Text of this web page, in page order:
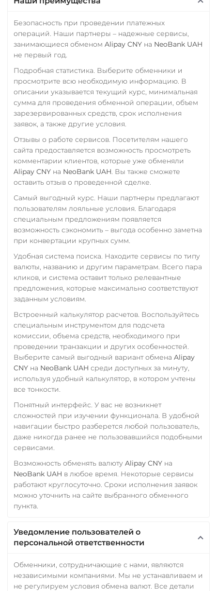
Промсвязьбанк RUB
ПУМБ UAH
Райффайзен
РНКБ RUB
Росбанк RUB
Россельхоз банк RUB
Русский Стандарт RUB
RUB KZT QR RUB
СБП RUB
Счет ИП/ООО
RUB USD EUR
Тинькофф
RUB QR RUB
Фридом Банк KZT
Центр Кредит KZT
Безопасность при проведении платежных
операций. Наши партнеры – надежные сервисы,
занимающиеся обменом Alipay CNY на NeoBank UAH
не первый год.
Подробная статистика. Выберите обменники и
просмотрите всю необходимую информацию. В
описании указывается текущий курс, минимальная
сумма для проведения обменной операции, объем
зарезервированных средств, срок исполнения
заявок, а также другие условия.
Отзывы о работе сервисов. Посетителям нашего
сайта предоставляется возможность просмотреть
комментарии клиентов, которые уже обменяли
Alipay CNY на NeoBank UAH. Вы также сможете
оставить отзыв о проведенной сделке.
Самый выгодный курс. Наши партнеры предлагают
пользователям лояльные условия. Благодаря
специальным предложениям появляется
возможность сэкономить – выгода особенно заметна
при конвертации крупных сумм.
Удобная система поиска. Находите сервисы по типу
валюты, названию и другим параметрам. Всего пара
кликов, и система оставит только релевантные
предложения, которые максимально соответствуют
заданным условиям.
Встроенный калькулятор расчетов. Воспользуйтесь
специальным инструментом для подсчета
комиссии, объема средств, необходимого при
проведении транзакции и других особенностей.
Выберите самый выгодный вариант обмена Alipay
CNY на NeoBank UAH среди доступных за минуту,
используя удобный калькулятор, в котором учтены
все тонкости.
Понятный интерфейс. У вас не возникнет
сложностей при изучении функционала. В удобной
навигации быстро разберется любой пользователь,
даже никогда ранее не пользовавшийся подобными
сервисами.
Возможность обменять валюту Alipay CNY на
NeoBank UAH в любое время. Некоторые сервисы
работают круглосуточно. Сроки исполнения заявок
можно уточнить на сайте выбранного обменного
пункта.
Уведомление пользователей о
персональной ответственности
Обменники, сотрудничающие с нами, являются
независимыми компаниями. Мы не устанавливаем и
не регулируем условия обмена валют. Все детали